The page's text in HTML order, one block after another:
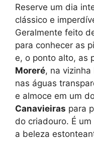
Reserve um dia
clássico e
Geralmente feito
para conhecer as
e, o ponto alto, as
Moreré, na vizinha
nas águas
e almoce em um
Canavieiras para
do criadouro. É
a beleza